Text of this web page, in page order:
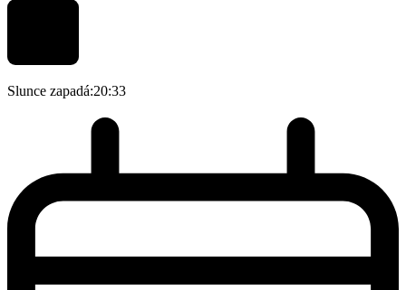
Slunce zapadá:20:33